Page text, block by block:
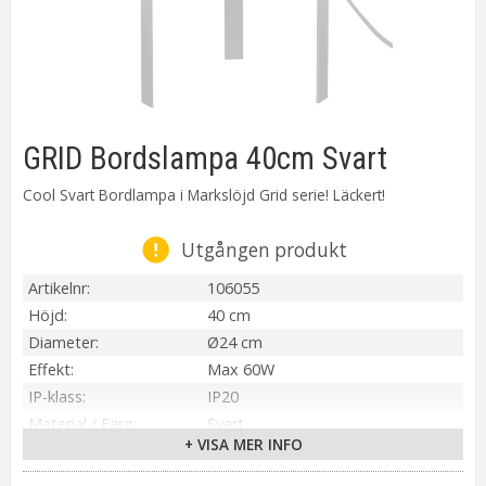
GRID Bordslampa 40cm Svart
Cool Svart Bordlampa i Markslöjd Grid serie! Läckert!
Utgången produkt
Artikelnr
106055
Höjd
40 cm
Diameter
Ø24 cm
Effekt
Max 60W
IP-klass
IP20
Material / Färg
Svart
Ingår ej
Sockel
E27
+ VISA MER INFO